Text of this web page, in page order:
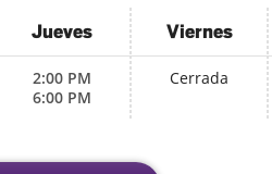
Jueves
2:00 PM
6:00 PM
Viernes
Cerrada